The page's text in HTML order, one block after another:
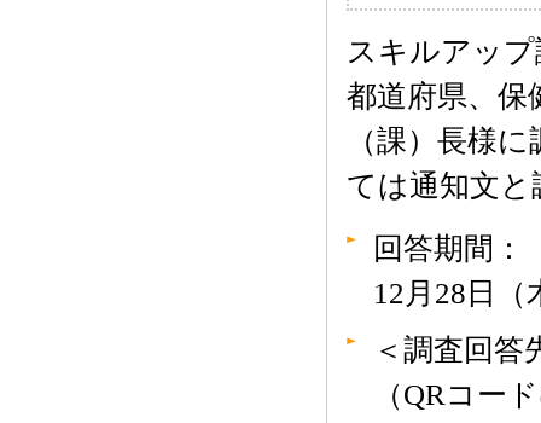
スキルアッ
都道府県、保
（課）長様
ては通知文
回答期間
12月28日（
＜調査回答
（QRコー